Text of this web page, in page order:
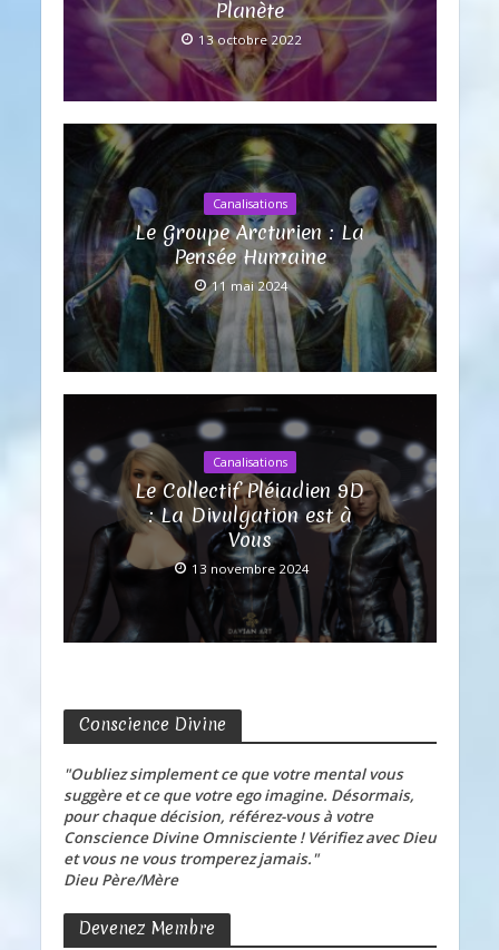
Planète
13 octobre 2022
Canalisations
Le Groupe Arcturien : La
Pensée Humaine
11 mai 2024
Canalisations
Le Collectif Pléiadien 9D
: La Divulgation est à
Vous
13 novembre 2024
Conscience Divine
"Oubliez simplement ce que votre mental vous
suggère et ce que votre ego imagine. Désormais,
pour chaque décision, référez-vous à votre
Conscience Divine Omnisciente ! Vérifiez avec Dieu
et vous ne vous tromperez jamais."
Dieu Père/Mère
Devenez Membre